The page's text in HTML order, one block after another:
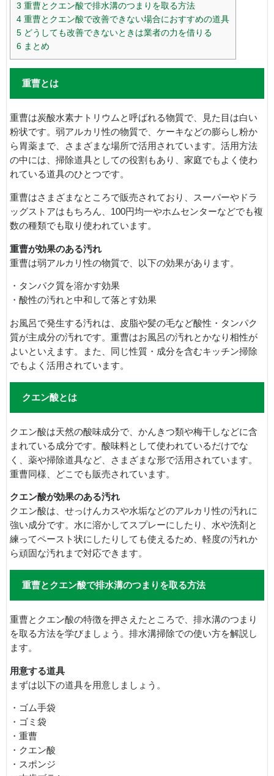
3 重曹とクエン酸で排水溝のつまりを取る方法
4 重曹とクエン酸で改善できない場合におすすめの道具
5 どうしても改善できないときは業者の力を借りる
6 まとめ
重曹とは
重曹は炭酸水素ナトリウムと呼ばれる物質で、見た目は白い
粉状です。弱アルカリ性の物質で、ケーキなどの膨らし粉か
ら胃薬まで、さまざまな場所で活用されています。活用方法
の中には、掃除道具としての役割もあり、家庭でもよく使わ
れている道具のひとつです。
重曹はさまざまなところで販売されており、スーパーやドラ
ッグストアはもちろん、100円均一やホムセンターなどでも複
数の種類でも取り使われています。
重曹が効果のある汚れ
重曹は弱アルカリ性の物質で、以下の効果があります。
・タンパク質を溶かす効果
・酸性の汚れと中和して落とす効果
お風呂で発生する汚れは、皮脂や髪の毛など酸性・タンパク
質が主成分の汚れです。重曹はお風呂の汚れとかなり相性が
よいといえます。また、同じ性質・成分を含むキッチン掃除
でもよく活用されています。
クエン酸とは
クエン酸は天然の酸味成分で、かんきつ類や梅干しなどに含
まれている成分です。酸味料として使われているだけでな
く、薬や掃除道具など、さまざまな形で活用されています。
重曹同様、どこでも販売されています。
クエン酸が効果のある汚れ
クエン酸は、せっけんカスや水垢などのアルカリ性の汚れに
強い成分です。水に溶かしてスプレーにしたり、水や洗剤と
練ってペースト状にしたりしても使えるため、軽度の汚れか
ら頑固な汚れまで対応できます。
重曹とクエン酸で排水溝のつまりを取る方法
重曹とクエン酸の特徴を押さえたところで、排水溝のつまり
を取る方法を学びましょう。排水溝掃除での使い方を解説し
ます。
用意する道具
まずは以下の道具を用意しましょう。
・ゴム手袋
・ゴミ袋
・重曹
・クエン酸
・スポンジ